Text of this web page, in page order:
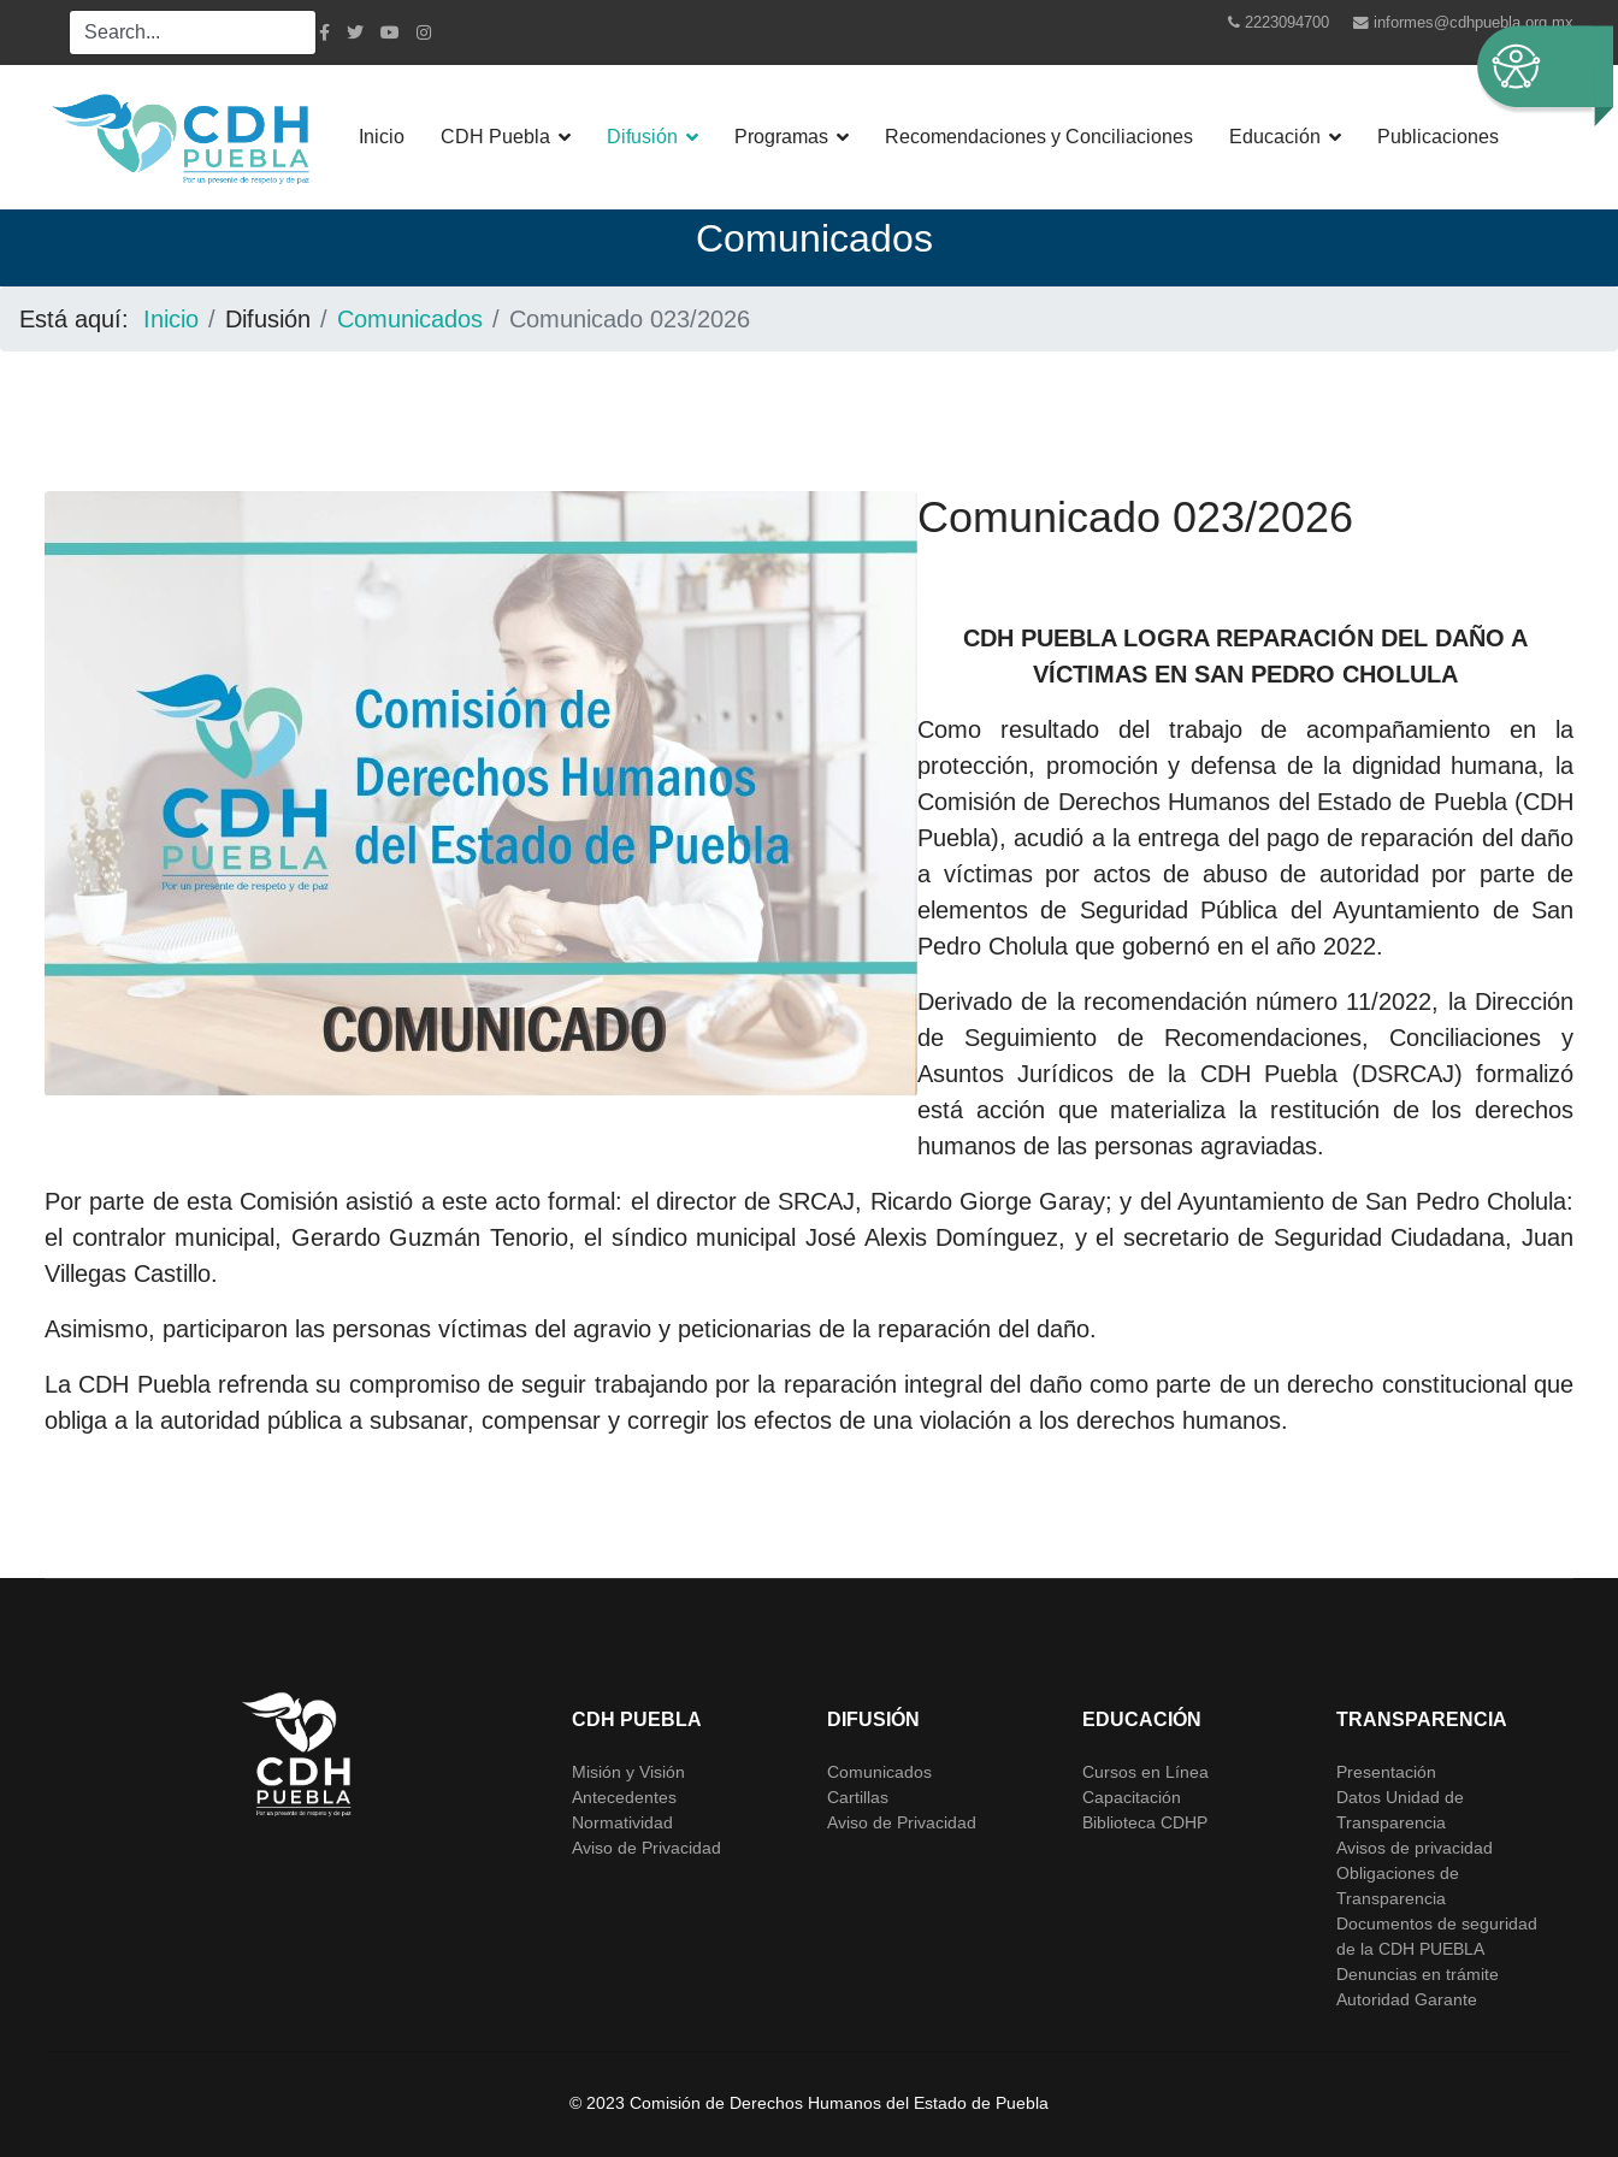
2223094700 informes@cdhpuebla.org.mx
Inicio CDH Puebla Difusión Programas Recomendaciones y Conciliaciones Educación Publicaciones
Comunicados
Está aquí: Inicio Difusión Comunicados Comunicado 023/2026
Comunicado 023/2026
CDH PUEBLA LOGRA REPARACIÓN DEL DAÑO A
VÍCTIMAS EN SAN PEDRO CHOLULA
Como resultado del trabajo de acompañamiento en la
protección, promoción y defensa de la dignidad humana, la
Comisión de Derechos Humanos del Estado de Puebla (CDH
Puebla), acudió a la entrega del pago de reparación del daño
a víctimas por actos de abuso de autoridad por parte de
elementos de Seguridad Pública del Ayuntamiento de San
Pedro Cholula que gobernó en el año 2022.
Derivado de la recomendación número 11/2022, la Dirección
de Seguimiento de Recomendaciones, Conciliaciones y
Asuntos Jurídicos de la CDH Puebla (DSRCAJ) formalizó
está acción que materializa la restitución de los derechos
humanos de las personas agraviadas.
Por parte de esta Comisión asistió a este acto formal: el director de SRCAJ, Ricardo Giorge Garay; y del Ayuntamiento de San Pedro Cholula:
el contralor municipal, Gerardo Guzmán Tenorio, el síndico municipal José Alexis Domínguez, y el secretario de Seguridad Ciudadana, Juan
Villegas Castillo.
Asimismo, participaron las personas víctimas del agravio y peticionarias de la reparación del daño.
La CDH Puebla refrenda su compromiso de seguir trabajando por la reparación integral del daño como parte de un derecho constitucional que
obliga a la autoridad pública a subsanar, compensar y corregir los efectos de una violación a los derechos humanos.
CDH PUEBLA
Misión y Visión
Antecedentes
Normatividad
Aviso de Privacidad
DIFUSIÓN
Comunicados
Cartillas
Aviso de Privacidad
EDUCACIÓN
Cursos en Línea
Capacitación
Biblioteca CDHP
TRANSPARENCIA
Presentación
Datos Unidad de
Transparencia
Avisos de privacidad
Obligaciones de
Transparencia
Documentos de seguridad
de la CDH PUEBLA
Denuncias en trámite
Autoridad Garante
© 2023 Comisión de Derechos Humanos del Estado de Puebla